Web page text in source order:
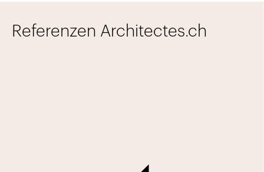
Referenzen Architectes.ch